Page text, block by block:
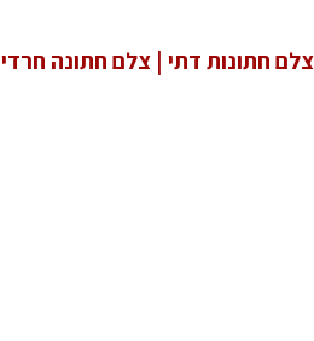
צלם חתונות דתי | צלם חתונה חרדי